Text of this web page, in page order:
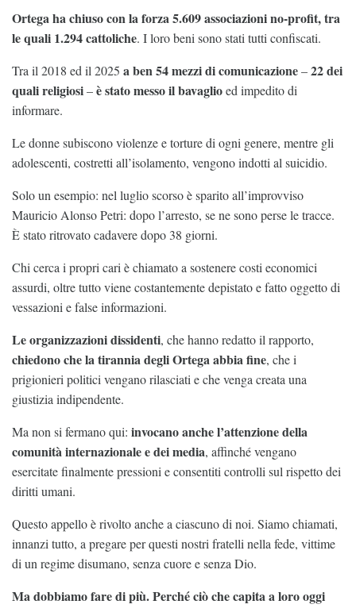
Ortega ha chiuso con la forza 5.609 associazioni no-profit, tra
le quali 1.294 cattoliche. I loro beni sono stati tutti confiscati.
Tra il 2018 ed il 2025 a ben54 mezzi di comunicazione–22 dei
quali religiosi–è stato messo il bavaglioed impedito di
informare.
Le donne subiscono violenze e torture di ogni genere, mentre gli
adolescenti, costretti all’isolamento, vengono indotti al suicidio.
Solo un esempio: nel luglio scorso è sparito all’improvviso
Mauricio Alonso Petri: dopo l’arresto, se ne sono perse le tracce.
È stato ritrovato cadavere dopo 38 giorni.
Chi cerca i propri cari è chiamato a sostenere costi economici
assurdi, oltre tutto viene costantemente depistato e fatto oggetto di
vessazioni e false informazioni.
Le organizzazioni dissidenti, che hanno redatto il rapporto,
chiedono che la tirannia degli Ortega abbia fine, che i
prigionieri politici vengano rilasciati e che venga creata una
giustizia indipendente.
Ma non si fermano qui: invocano anche l’attenzione della
comunità internazionale e dei media, affinché vengano
esercitate finalmente pressioni e consentiti controlli sul rispetto dei
diritti umani.
Questo appello è rivolto anche a ciascuno di noi. Siamo chiamati,
innanzi tutto, a pregare per questi nostri fratelli nella fede, vittime
di un regime disumano, senza cuore e senza Dio.
Ma dobbiamo fare di più. Perché ciò che capita a loro oggi